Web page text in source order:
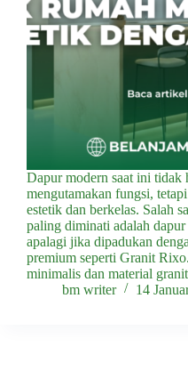
Dapur modern saat ini tidak
mengutamakan fungsi,
estetik dan berkelas. Salah
paling diminati adalah
apalagi jika dipadukan
premium seperti Granit
minimalis dan material
bm writer
14